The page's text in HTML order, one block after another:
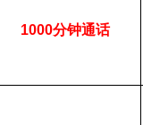
1000分钟通话